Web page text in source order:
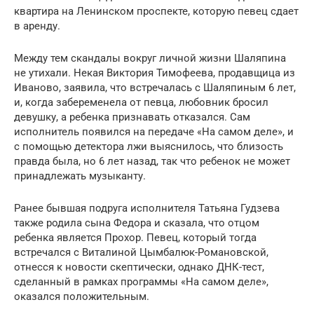
квартира на Ленинском проспекте, которую певец сдает
в аренду.
Между тем скандалы вокруг личной жизни Шаляпина
не утихали. Некая Виктория Тимофеева, продавщица из
Иваново, заявила, что встречалась с Шаляпиным 6 лет,
и, когда забеременела от певца, любовник бросил
девушку, а ребенка признавать отказался. Сам
исполнитель появился на передаче «На самом деле», и
с помощью детектора лжи выяснилось, что близость
правда была, но 6 лет назад, так что ребенок не может
принадлежать музыканту.
Ранее бывшая подруга исполнителя Татьяна Гудзева
также родила сына Федора и сказала, что отцом
ребенка является Прохор. Певец, который тогда
встречался с Виталиной Цымбалюк-Романовской,
отнесся к новости скептически, однако ДНК-тест,
сделанный в рамках программы «На самом деле»,
оказался положительным.